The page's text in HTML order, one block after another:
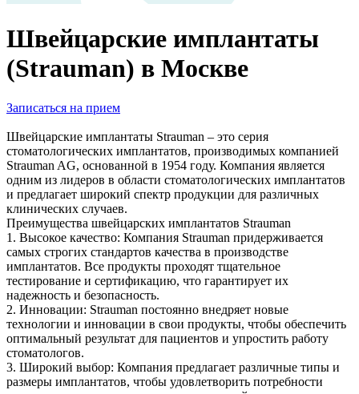
Швейцарские имплантаты
(Strauman) в Москве
Записаться на прием
Швейцарские имплантаты Strauman – это серия
стоматологических имплантатов, производимых компанией
Strauman AG, основанной в 1954 году. Компания является
одним из лидеров в области стоматологических имплантатов
и предлагает широкий спектр продукции для различных
клинических случаев.
Преимущества швейцарских имплантатов Strauman
1. Высокое качество: Компания Strauman придерживается
самых строгих стандартов качества в производстве
имплантатов. Все продукты проходят тщательное
тестирование и сертификацию, что гарантирует их
надежность и безопасность.
2. Инновации: Strauman постоянно внедряет новые
технологии и инновации в свои продукты, чтобы обеспечить
оптимальный результат для пациентов и упростить работу
стоматологов.
3. Широкий выбор: Компания предлагает различные типы и
размеры имплантатов, чтобы удовлетворить потребности